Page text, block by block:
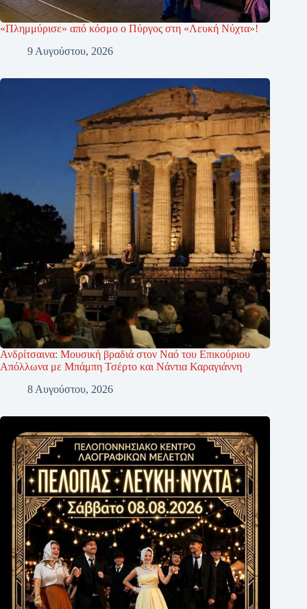
«Πλημμύρισε» από κόσμο ο Πύργος στη «Λευκή Νύχτα»!
9 Αυγούστου, 2026
Ανδρίτσαινα: Μουσική βραδιά στον Ναό του Επικούριου
Απόλλωνα με Μπάμπη Τσέρτο και Νάντια Καραγιάννη
8 Αυγούστου, 2026